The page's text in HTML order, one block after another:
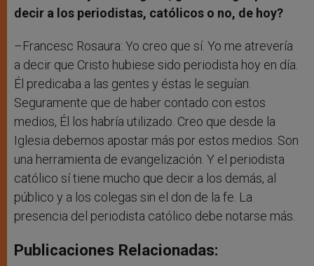
decir a los periodistas, católicos o no, de hoy?
–Francesc Rosaura: Yo creo que sí. Yo me atrevería
a decir que Cristo hubiese sido periodista hoy en día.
Él predicaba a las gentes y éstas le seguían.
Seguramente que de haber contado con estos
medios, Él los habría utilizado. Creo que desde la
Iglesia debemos apostar más por estos medios. Son
una herramienta de evangelización. Y el periodista
católico sí tiene mucho que decir a los demás, al
público y a los colegas sin el don de la fe. La
presencia del periodista católico debe notarse más.
Publicaciones Relacionadas: